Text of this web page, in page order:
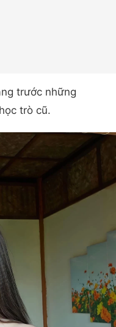
trước những
trò cũ.